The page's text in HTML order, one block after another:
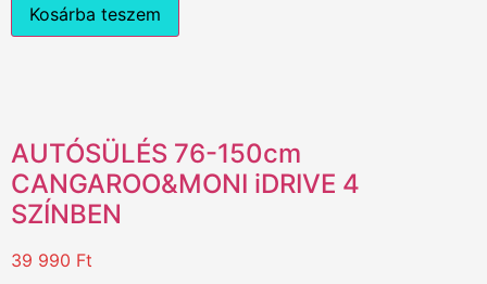
Kosárba teszem
AUTÓSÜLÉS 76-150cm
CANGAROO&MONI iDRIVE 4
SZÍNBEN
39 990 Ft